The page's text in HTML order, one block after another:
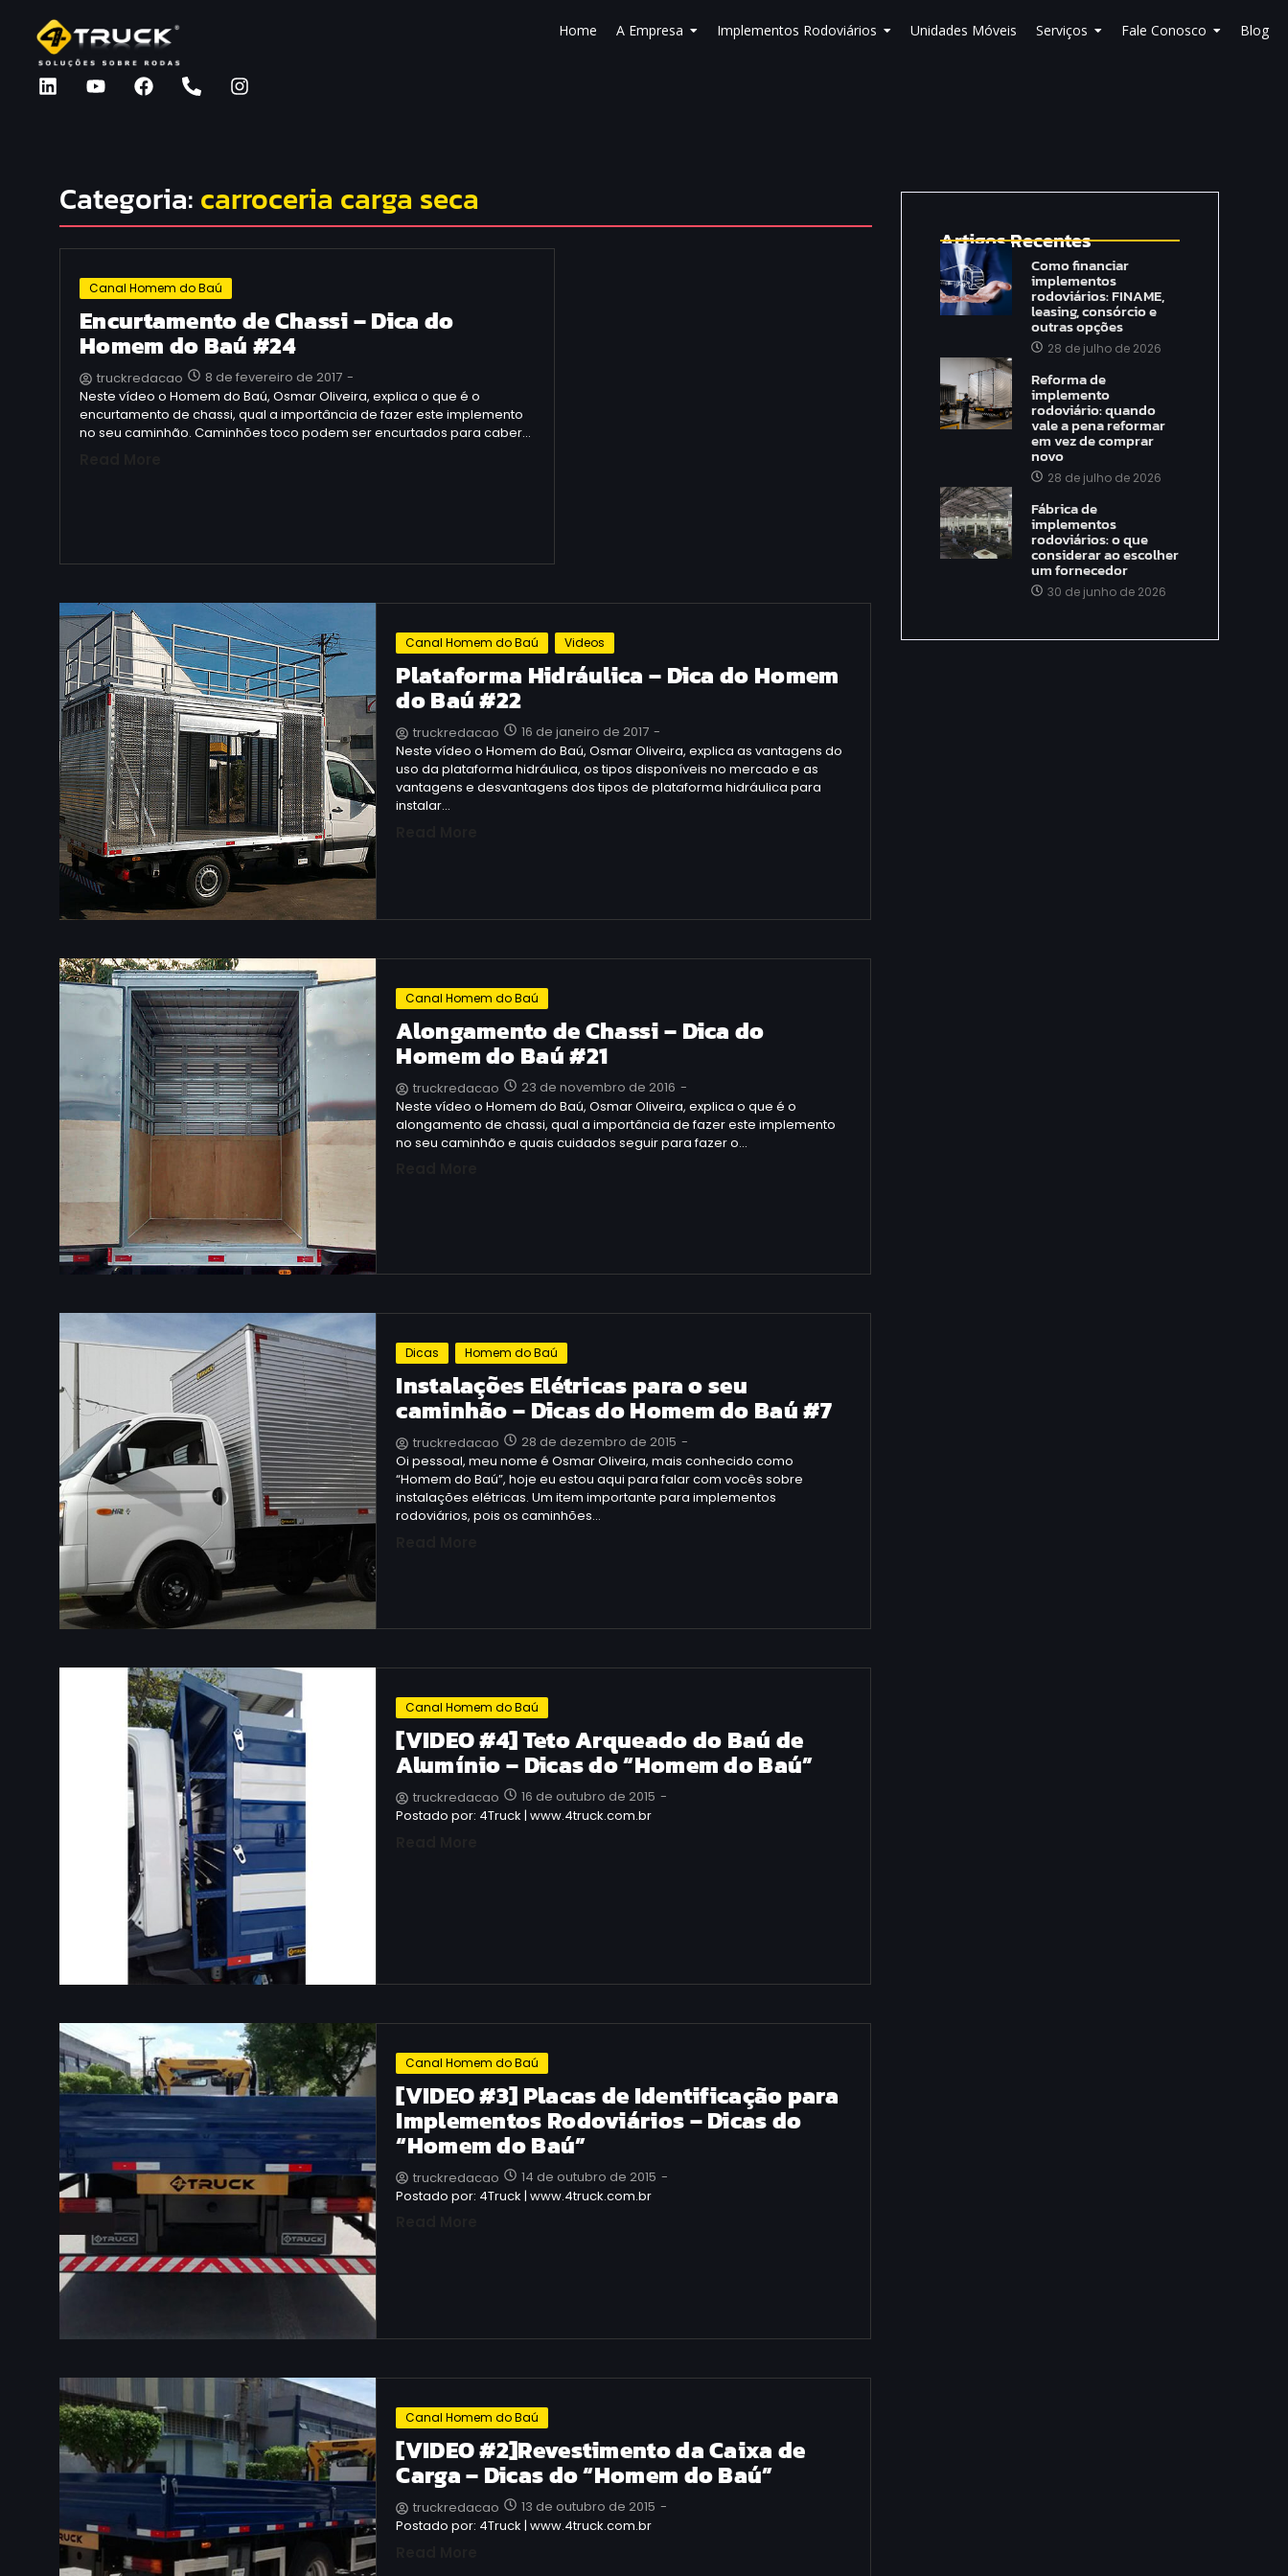
Home A Empresa Implementos Rodoviários Unidades Móveis Serviços Fale Conosco Blog
Categoria: carroceria carga seca
Canal Homem do Baú
Encurtamento de Chassi – Dica do
Homem do Baú #24
truckredacao 8 de fevereiro de 2017 -
Neste vídeo o Homem do Baú, Osmar Oliveira, explica o que é o
encurtamento de chassi, qual a importância de fazer este implemento
no seu caminhão. Caminhões toco podem ser encurtados para caber…
Canal Homem do Baú Videos
Plataforma Hidráulica – Dica do Homem
do Baú #22
truckredacao 16 de janeiro de 2017 -
Neste vídeo o Homem do Baú, Osmar Oliveira, explica as vantagens do
uso da plataforma hidráulica, os tipos disponíveis no mercado e as
vantagens e desvantagens dos tipos de plataforma hidráulica para
instalar…
Canal Homem do Baú
Alongamento de Chassi – Dica do
Homem do Baú #21
truckredacao 23 de novembro de 2016 -
Neste vídeo o Homem do Baú, Osmar Oliveira, explica o que é o
alongamento de chassi, qual a importância de fazer este implemento
no seu caminhão e quais cuidados seguir para fazer o…
Dicas Homem do Baú
Instalações Elétricas para o seu
caminhão – Dicas do Homem do Baú #7
truckredacao 28 de dezembro de 2015 -
Oi pessoal, meu nome é Osmar Oliveira, mais conhecido como
“Homem do Baú”, hoje eu estou aqui para falar com vocês sobre
instalações elétricas. Um item importante para implementos
rodoviários, pois os caminhões…
Canal Homem do Baú
[VIDEO #4] Teto Arqueado do Baú de
Alumínio – Dicas do “Homem do Baú”
truckredacao 16 de outubro de 2015 -
Postado por: 4Truck | www.4truck.com.br
Canal Homem do Baú
[VIDEO #3] Placas de Identificação para
Implementos Rodoviários – Dicas do
“Homem do Baú”
truckredacao 14 de outubro de 2015 -
Postado por: 4Truck | www.4truck.com.br
Canal Homem do Baú
[VIDEO #2]Revestimento da Caixa de
Carga – Dicas do “Homem do Baú”
truckredacao 13 de outubro de 2015 -
Postado por: 4Truck | www.4truck.com.br
Artigos Recentes
Como financiar
implementos
rodoviários: FINAME,
leasing, consórcio e
outras opções
28 de julho de 2026
Reforma de
implemento
rodoviário: quando
vale a pena reformar
em vez de comprar
novo
28 de julho de 2026
Fábrica de
implementos
rodoviários: o que
considerar ao escolher
um fornecedor
30 de junho de 2026